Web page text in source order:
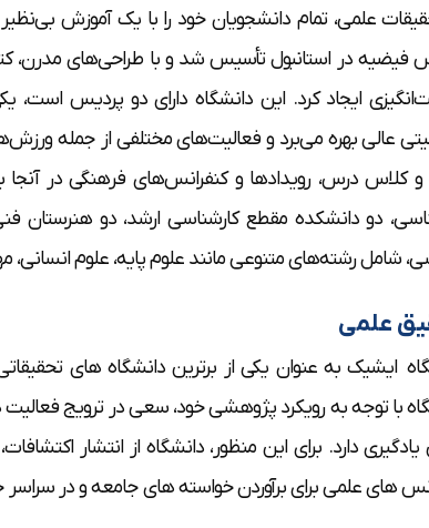
فیضیه در استانبول تأسیس شد و با طراحی‌های مدرن،
ایجاد کرد. این دانشگاه دارای دو پردیس است،
عالی بهره می‌برد و فعالیت‌های مختلفی از جمله
دو دانشکده مقطع کارشناسی ارشد، دو هنرستان
شامل رشته‌های متنوعی مانند علوم پایه، علوم
علمی
ایشیک به عنوان یکی از برترین دانشگاه های
با توجه به رویکرد پژوهشی خود، سعی در ترویج
دارد. برای این منظور، دانشگاه از انتشار
های علمی برای برآوردن خواسته های جامعه و در